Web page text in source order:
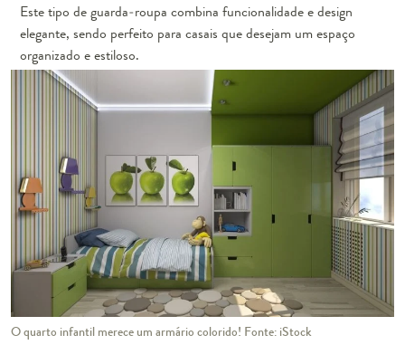
Este tipo de guarda-roupa combina funcionalidade e design
elegante, sendo perfeito para casais que desejam um espaço
organizado e estiloso.
O quarto infantil merece um armário colorido! Fonte: iStock